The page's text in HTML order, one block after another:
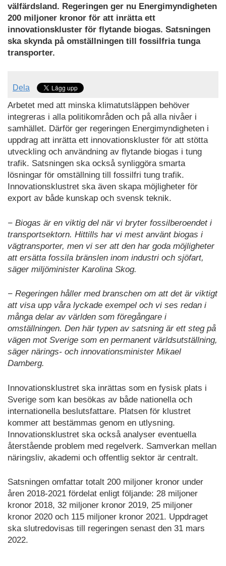
välfärdsland. Regeringen ger nu Energimyndigheten
200 miljoner kronor för att inrätta ett
innovationskluster för flytande biogas. Satsningen
ska skynda på omställningen till fossilfria tunga
transporter.
Dela
Arbetet med att minska klimatutsläppen behöver
integreras i alla politikområden och på alla nivåer i
samhället. Därför ger regeringen Energimyndigheten i
uppdrag att inrätta ett innovationskluster för att stötta
utveckling och användning av flytande biogas i tung
trafik. Satsningen ska också synliggöra smarta
lösningar för omställning till fossilfri tung trafik.
Innovationsklustret ska även skapa möjligheter för
export av både kunskap och svensk teknik.
− Biogas är en viktig del när vi bryter fossilberoendet i
transportsektorn. Hittills har vi mest använt biogas i
vägtransporter, men vi ser att den har goda möjligheter
att ersätta fossila bränslen inom industri och sjöfart,
säger miljöminister Karolina Skog.
− Regeringen håller med branschen om att det är viktigt
att visa upp våra lyckade exempel och vi ses redan i
många delar av världen som föregångare i
omställningen. Den här typen av satsning är ett steg på
vägen mot Sverige som en permanent världsutställning,
säger närings- och innovationsminister Mikael
Damberg.
Innovationsklustret ska inrättas som en fysisk plats i
Sverige som kan besökas av både nationella och
internationella beslutsfattare. Platsen för klustret
kommer att bestämmas genom en utlysning.
Innovationsklustret ska också analyser eventuella
återstående problem med regelverk. Samverkan mellan
näringsliv, akademi och offentlig sektor är centralt.
Satsningen omfattar totalt 200 miljoner kronor under
åren 2018-2021 fördelat enligt följande: 28 miljoner
kronor 2018, 32 miljoner kronor 2019, 25 miljoner
kronor 2020 och 115 miljoner kronor 2021. Uppdraget
ska slutredovisas till regeringen senast den 31 mars
2022.